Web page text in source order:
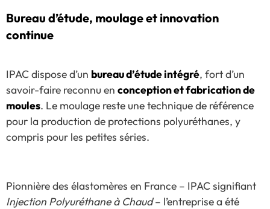
Bureau d’étude, moulage et innovation
continue
IPAC dispose d’un bureau d’étude intégré, fort d’un
savoir-faire reconnu en conception et fabrication de
moules. Le moulage reste une technique de référence
pour la production de protections polyuréthanes, y
compris pour les petites séries.
Pionnière des élastomères en France – IPAC signifiant
Injection Polyuréthane à Chaud– l’entreprise a été